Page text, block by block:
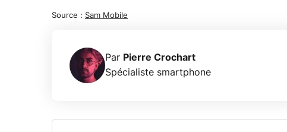
Source : Sam Mobile
Par Pierre Crochart
Spécialiste smartphone